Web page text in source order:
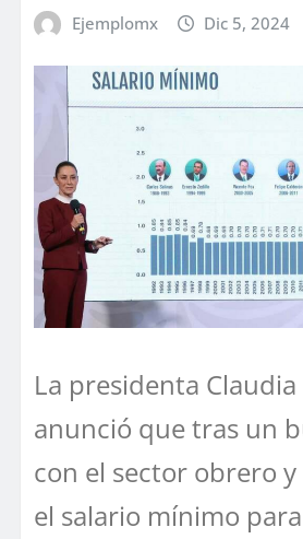
Ejemplomx Dic 5, 2024
La presidenta
anunció que tras un
con el sector obrero
el salario mínimo